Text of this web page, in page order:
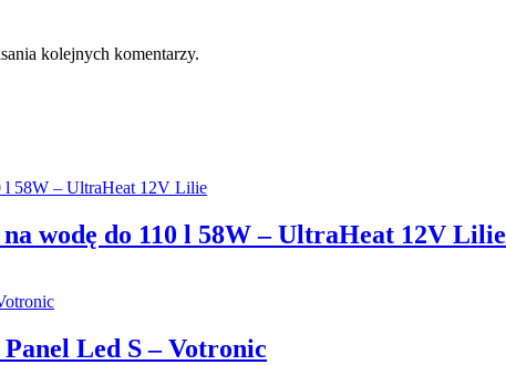
kolejnych komentarzy.
wodę do 110 l 58W – UltraHeat 12V Lilie
Led S – Votronic